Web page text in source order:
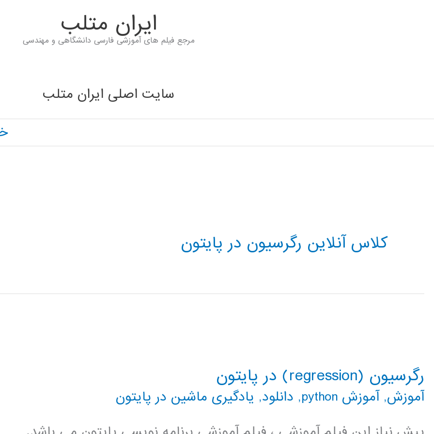
ايران متلب
مرجع فیلم های آموزشی فارسی دانشگاهی و مهندسی
سایت اصلی ایران متلب
کلاس آنلاین رگرسیون در پایتون
رگرسیون (regression) در پایتون
آموزش,آموزش python , دانلود, یادگیری ماشین در پایتون